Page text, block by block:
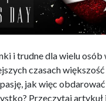
i trudne dla wielu
czasach
jak więc
Przeczytaj artykuł